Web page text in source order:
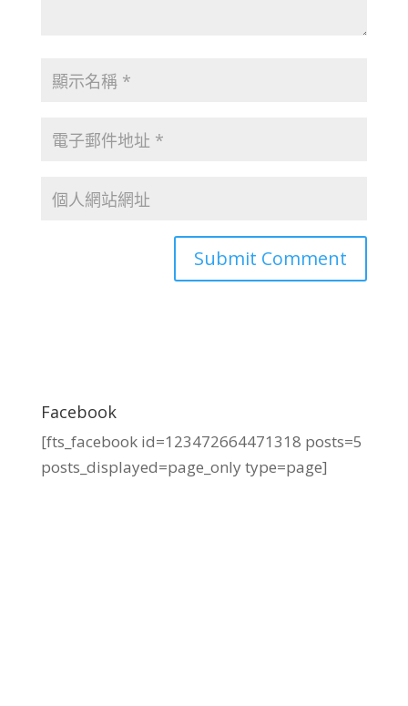
Facebook
[fts_facebook id=123472664471318 posts=5
posts_displayed=page_only type=page]